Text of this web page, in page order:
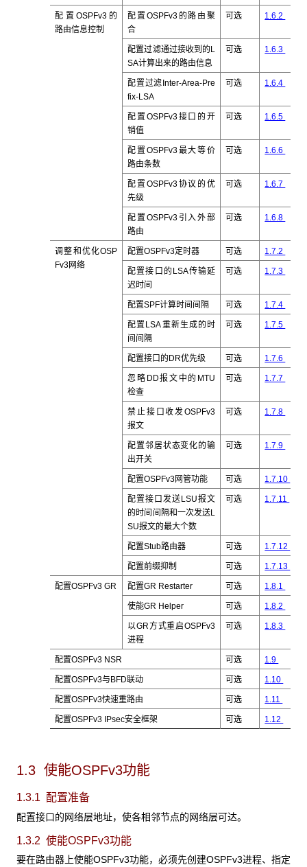
配置OSPFv3的
路由信息控制
配置OSPFv3的路由聚
合
可选 1.6.2
配置过滤通过接收到的L
SA计算出来的路由信息
可选 1.6.3
配置过滤Inter-Area-Pre
fix-LSA
可选 1.6.4
配置OSPFv3接口的开
销值
可选 1.6.5
配置OSPFv3最大等价
路由条数
可选 1.6.6
配置OSPFv3协议的优
先级
可选 1.6.7
配置OSPFv3引入外部
路由
可选 1.6.8
调整和优化OSP
Fv3网络
配置OSPFv3定时器 可选 1.7.2
配置接口的LSA传输延
迟时间
可选 1.7.3
配置SPF计算时间间隔 可选 1.7.4
配置LSA重新生成的时
间间隔
可选 1.7.5
配置接口的DR优先级 可选 1.7.6
忽略DD报文中的MTU
检查
可选 1.7.7
禁止接口收发OSPFv3
报文
可选 1.7.8
配置邻居状态变化的输
出开关
可选 1.7.9
配置OSPFv3网管功能 可选 1.7.10
配置接口发送LSU报文
的时间间隔和一次发送L
SU报文的最大个数
可选 1.7.11
配置Stub路由器 可选 1.7.12
配置前缀抑制 可选 1.7.13
配置OSPFv3 GR 配置GR Restarter 可选 1.8.1
使能GR Helper 可选 1.8.2
以GR方式重启OSPFv3
进程
可选 1.8.3
配置OSPFv3 NSR 可选 1.9
配置OSPFv3与BFD联动 可选 1.10
配置OSPFv3快速重路由 可选 1.11
配置OSPFv3 IPsec安全框架 可选 1.12
1.3 使能OSPFv3功能
1.3.1 配置准备
配置接口的网络层地址，使各相邻节点的网络层可达。
1.3.2 使能OSPFv3功能
要在路由器上使能OSPFv3功能，必须先创建OSPFv3进程、指定